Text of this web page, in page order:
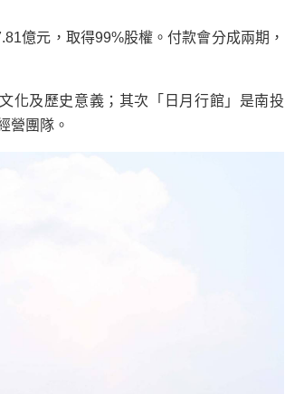
億元，取得99%股權。付款會分成兩期，
化及歷史意義；其次「日月行館」是南投
營團隊。